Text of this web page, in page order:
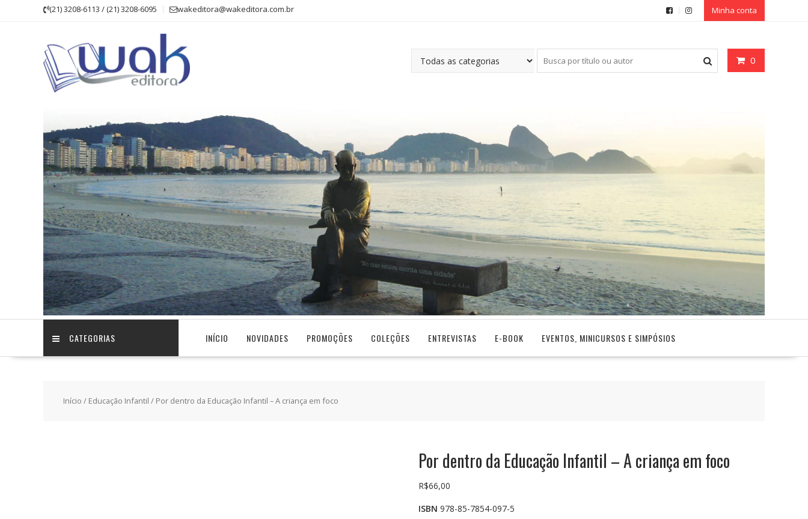
(21) 3208-6113 / (21) 3208-6095 wakeditora@wakeditora.com.br Minha conta
0
CATEGORIAS INÍCIO NOVIDADES PROMOÇÕES COLEÇÕES ENTREVISTAS E-BOOK EVENTOS, MINICURSOS E SIMPÓSIOS
Início / Educação Infantil / Por dentro da Educação Infantil – A criança em foco
Por dentro da Educação Infantil – A criança em foco
R$66,00
ISBN 978-85-7854-097-5